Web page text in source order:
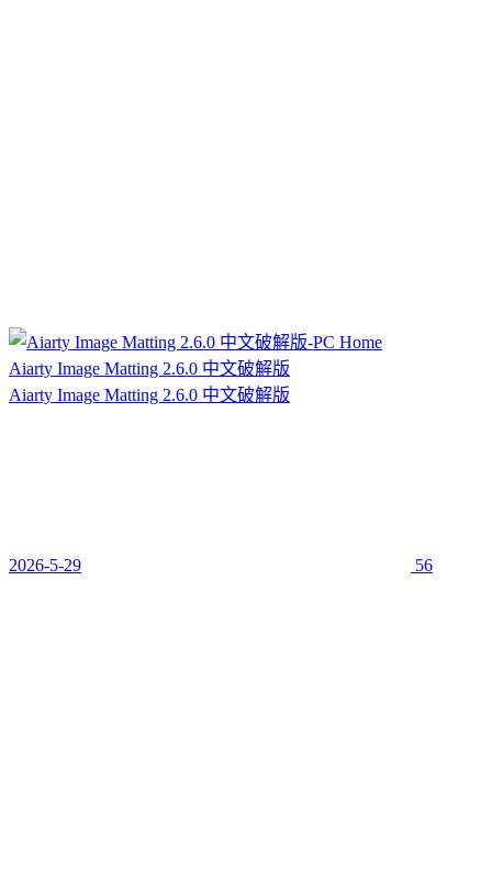
Aiarty Image Matting 2.6.0 中文破解版
Aiarty Image Matting 2.6.0 中文破解版
2026-5-29 56